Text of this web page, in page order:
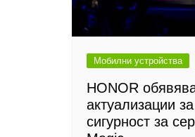
Мобилни устройства
HONOR
актуализации
сигурност за